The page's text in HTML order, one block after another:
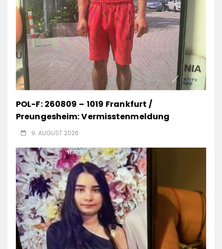
POL-F: 260809 – 1019 Frankfurt /
Preungesheim: Vermisstenmeldung
9. AUGUST 2026